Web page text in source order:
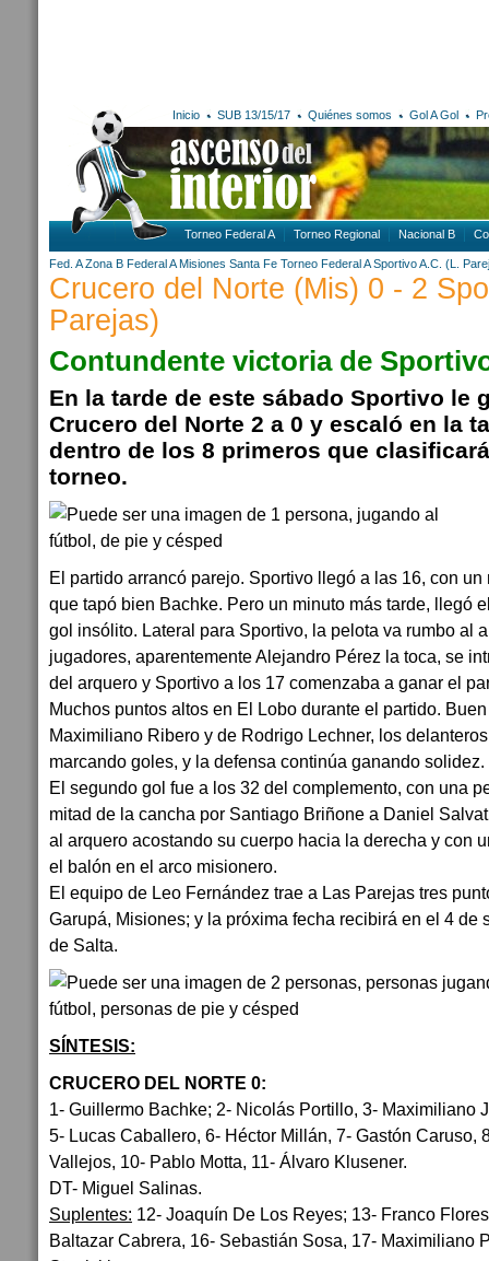
Inicio SUB 13/15/17 Quiénes somos Gol A Gol
Torneo Federal A Torneo Regional Nacional B
Fed. A Zona B Federal A Misiones Santa Fe Torneo Federal A Sportivo A.C. (L.
Crucero del Norte (Mis) 0 - 2
Parejas)
Contundente victoria de
En la tarde de este sábado Sportivo le
Crucero del Norte 2 a 0 y escaló en la
dentro de los 8 primeros que
torneo.
El partido arrancó parejo. Sportivo llegó a las 16, con
que tapó bien Bachke. Pero un minuto más tarde, llegó
gol insólito. Lateral para Sportivo, la pelota va rumbo al
jugadores, aparentemente Alejandro Pérez la toca, se
del arquero y Sportivo a los 17 comenzaba a ganar el
Muchos puntos altos en El Lobo durante el partido.
Maximiliano Ribero y de Rodrigo Lechner, los
marcando goles, y la defensa continúa ganando solidez.
El segundo gol fue a los 32 del complemento, con una
mitad de la cancha por Santiago Briñone a Daniel
al arquero acostando su cuerpo hacia la derecha y con
el balón en el arco misionero.
El equipo de Leo Fernández trae a Las Parejas tres
Garupá, Misiones; y la próxima fecha recibirá en el 4 de
de Salta.
SÍNTESIS:
CRUCERO DEL NORTE 0:
1- Guillermo Bachke; 2- Nicolás Portillo, 3- Maximiliano
5- Lucas Caballero, 6- Héctor Millán, 7- Gastón Caruso,
Vallejos, 10- Pablo Motta, 11- Álvaro Klusener.
DT- Miguel Salinas.
Suplentes: 12- Joaquín De Los Reyes; 13- Franco
Baltazar Cabrera, 16- Sebastián Sosa, 17- Maximiliano